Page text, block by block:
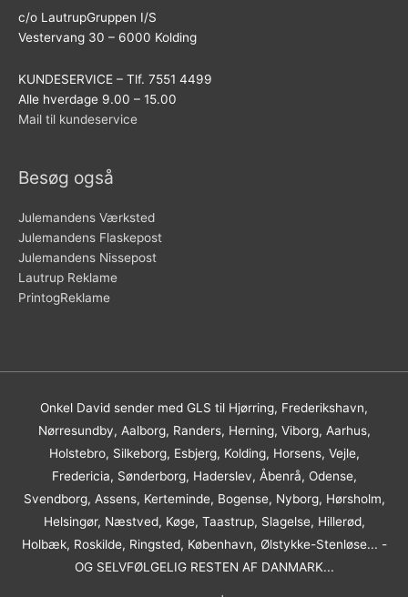
c/o LautrupGruppen I/S
Vestervang 30 – 6000 Kolding
KUNDESERVICE – Tlf. 7551 4499
Alle hverdage 9.00 – 15.00
Mail til kundeservice
Besøg også
Julemandens Værksted
Julemandens Flaskepost
Julemandens Nissepost
Lautrup Reklame
PrintogReklame
Onkel David sender med GLS til Hjørring, Frederikshavn,
Nørresundby, Aalborg, Randers, Herning, Viborg, Aarhus,
Holstebro, Silkeborg, Esbjerg, Kolding, Horsens, Vejle,
Fredericia, Sønderborg, Haderslev, Åbenrå, Odense,
Svendborg, Assens, Kerteminde, Bogense, Nyborg, Hørsholm,
Helsingør, Næstved, Køge, Taastrup, Slagelse, Hillerød,
Holbæk, Roskilde, Ringsted, København, Ølstykke-Stenløse... -
OG SELVFØLGELIG RESTEN AF DANMARK...